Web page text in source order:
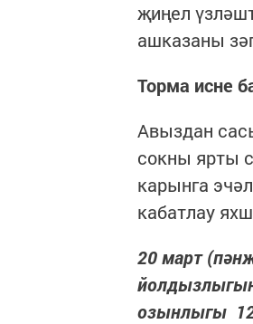
җиңел
ашказаны
Торма исне
Авыздан
сокны ярты
карынга
кабатлау
20 март
озынлыгы